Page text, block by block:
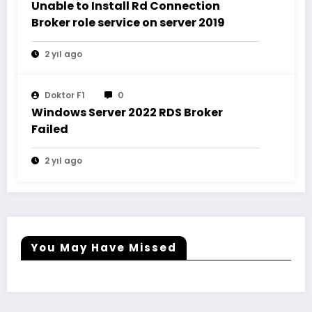
Unable to Install Rd Connection
Broker role service on server 2019
2 yıl ago
Doktor F1 0
Windows Server 2022 RDS Broker
Failed
2 yıl ago
You May Have Missed